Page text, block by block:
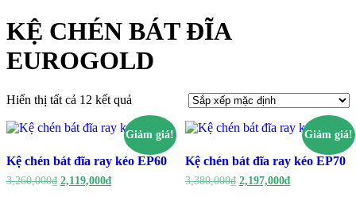
KỆ CHÉN BÁT ĐĨA
EUROGOLD
Hiển thị tất cả 12 kết quả
Giảm giá!
Kệ chén bát đĩa ray kéo EP60
3,260,000₫ Giá
2,119,000₫Giá
Giảm giá!
Kệ chén bát đĩa ray kéo EP70
3,380,000₫ Giá
2,197,000₫Giá